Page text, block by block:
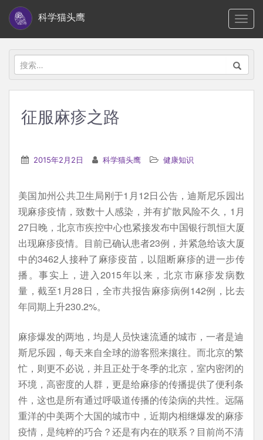
i
科学猫头鹰
搜
索：
征服麻疹之路
2015年2月2日 科学猫头鹰 健康知识
美国加州公共卫生局刚于1月12日公告，迪斯尼乐园出
现麻疹疫情，致数十人感染，并有扩散风险不久，1月
27日晚，北京市疾控中心也紧接发布中国银行凯恒大厦
出现麻疹疫情。目前已确认患者23例，并紧急给该大厦
中的3462人接种了麻疹疫苗，以阻断麻疹的进一步传
播。事实上，进入2015年以来，北京市麻疹发病数
量，截至1月28日，全市共报告麻疹病例142例，比去
年同期上升230.2%。
麻疹爆发的两地，均是人员快速流通的城市，一者是迪
斯尼乐园，每天来自全球的游客熙来攘往。而北京的繁
忙，则更不必说，并且正处于冬季的北京，室内密闭的
环境，高密度的人群，更是给麻疹的传播提供了便利条
件，这也是所有通过呼吸道传播的传染病的共性。远隔
重洋的中美两个大国的城市中，近期内相继爆发的麻疹
疫情，是纯粹的巧合？还是有内在的联系？目前尚不清